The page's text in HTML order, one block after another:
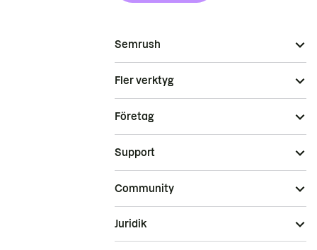
Semrush
Fler verktyg
Företag
Support
Community
Juridik